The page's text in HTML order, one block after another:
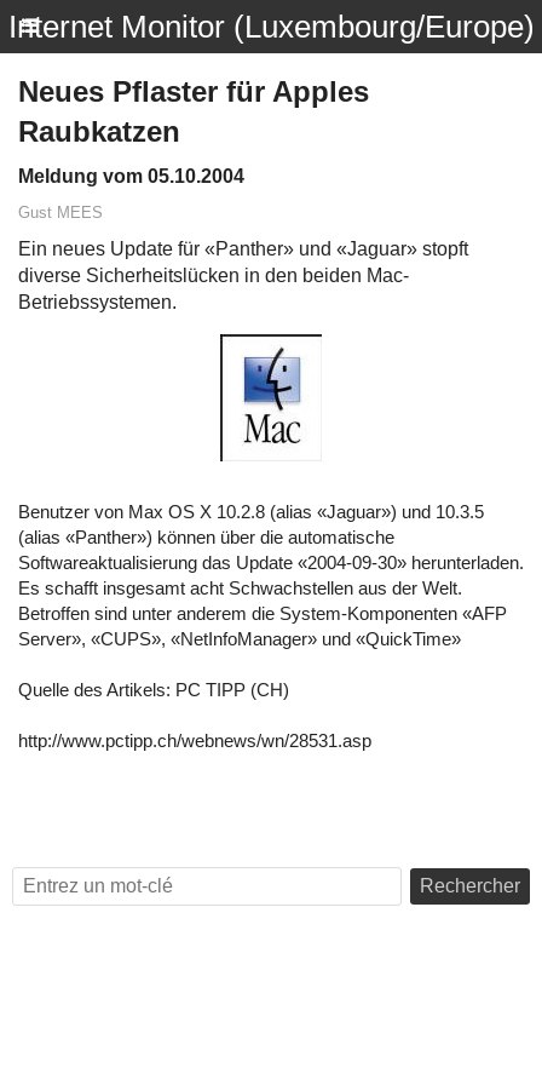
Internet Monitor (Luxembourg/Europe)
Neues Pflaster für Apples
Raubkatzen
Meldung vom 05.10.2004
Gust MEES
Ein neues Update für «Panther» und «Jaguar» stopft
diverse Sicherheitslücken in den beiden Mac-
Betriebssystemen.
Benutzer von Max OS X 10.2.8 (alias «Jaguar») und 10.3.5
(alias «Panther») können über die automatische
Softwareaktualisierung das Update «2004-09-30» herunterladen.
Es schafft insgesamt acht Schwachstellen aus der Welt.
Betroffen sind unter anderem die System-Komponenten «AFP
Server», «CUPS», «NetInfoManager» und «QuickTime»
Quelle des Artikels: PC TIPP (CH)
http://www.pctipp.ch/webnews/wn/28531.asp
Rechercher